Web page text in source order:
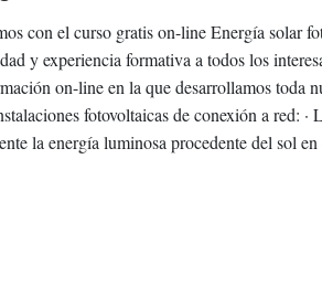
con el curso gratis on-line Energía solar
y experiencia formativa a todos los
on-line en la que desarrollamos toda
fotovoltaicas de conexión a red:
la energía luminosa procedente del sol